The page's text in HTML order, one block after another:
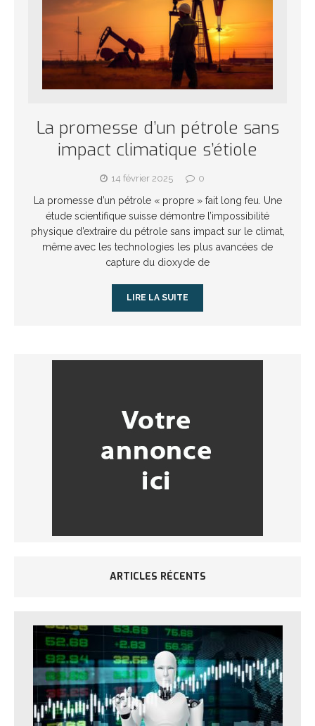
La promesse d’un pétrole sans
impact climatique s’étiole
14 février 2025 0
La promesse d’un pétrole « propre » fait long feu. Une
étude scientifique suisse démontre l’impossibilité
physique d’extraire du pétrole sans impact sur le climat,
même avec les technologies les plus avancées de
capture du dioxyde de
LIRE LA SUITE
ARTICLES RÉCENTS